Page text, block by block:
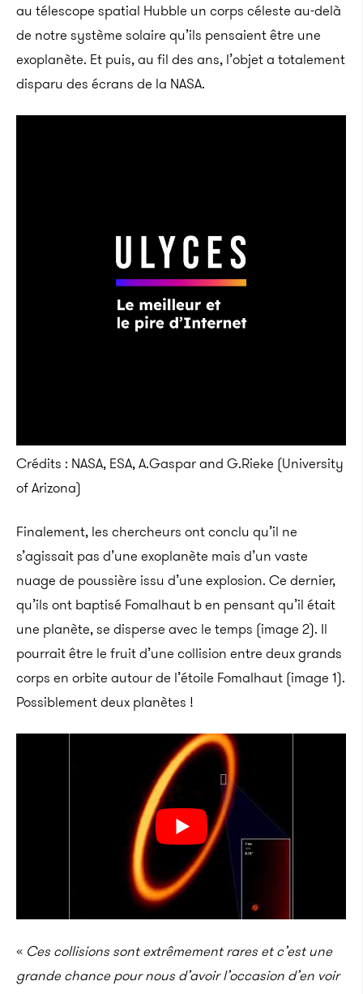
au télescope spatial Hubble un corps céleste au-delà
de notre système solaire qu’ils pensaient être une
exoplanète. Et puis, au fil des ans, l’objet a totalement
disparu des écrans de la NASA.
Crédits : NASA, ESA, A.Gaspar and G.Rieke (University
of Arizona)
Finalement, les chercheurs ont conclu qu’il ne
s’agissait pas d’une exoplanète mais d’un vaste
nuage de poussière issu d’une explosion. Ce dernier,
qu’ils ont baptisé Fomalhaut b en pensant qu’il était
une planète, se disperse avec le temps (image 2). Il
pourrait être le fruit d’une collision entre deux grands
corps en orbite autour de l’étoile Fomalhaut (image 1).
Possiblement deux planètes !
« Ces collisions sont extrêmement rares et c’est une
grande chance pour nous d’avoir l’occasion d’en voir